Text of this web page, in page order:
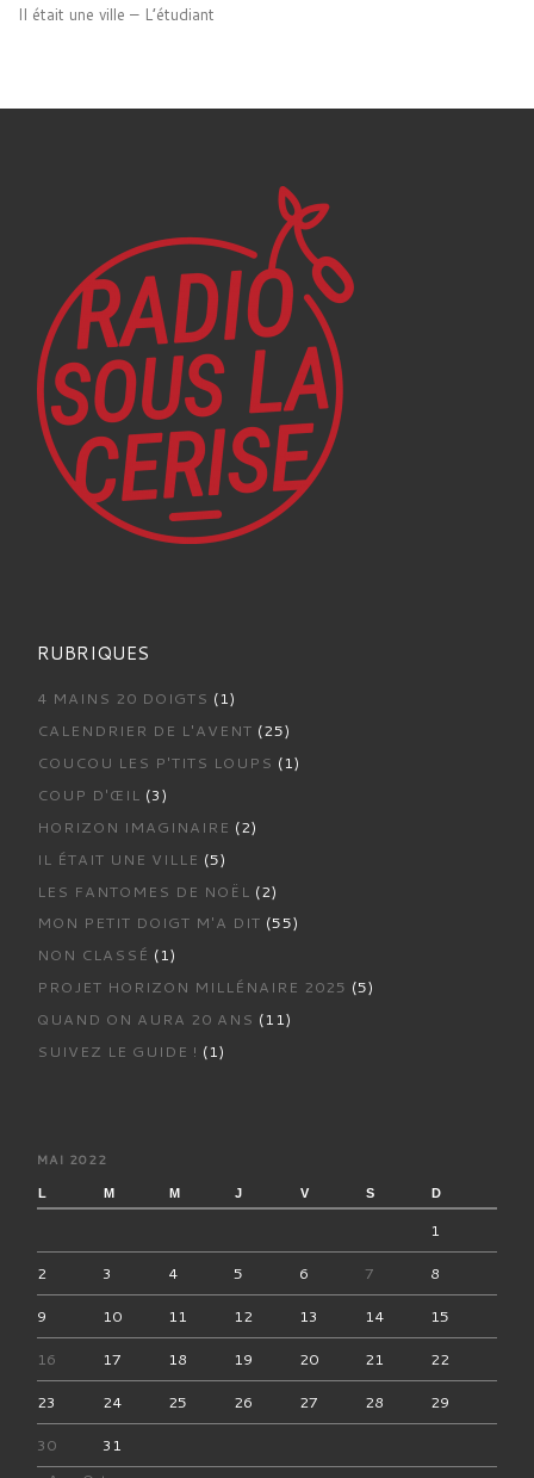
Il était une ville – L’étudiant
RUBRIQUES
4 MAINS 20 DOIGTS (1)
CALENDRIER DE L'AVENT (25)
COUCOU LES P'TITS LOUPS (1)
COUP D'ŒIL (3)
HORIZON IMAGINAIRE (2)
IL ÉTAIT UNE VILLE (5)
LES FANTOMES DE NOËL (2)
MON PETIT DOIGT M'A DIT (55)
NON CLASSÉ (1)
PROJET HORIZON MILLÉNAIRE 2025 (5)
QUAND ON AURA 20 ANS (11)
SUIVEZ LE GUIDE ! (1)
MAI 2022
L M M J V S D
1
2
3 4 5 6 7
8
9
10 11 12 13 14
15
16
17 18 19 20 21
22
23
24 25 26 27 28
29
30
31